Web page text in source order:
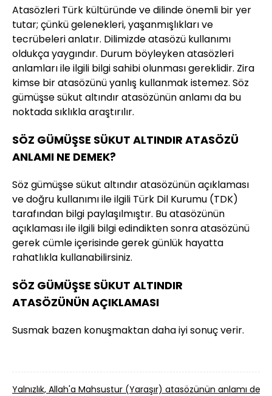
Atasözleri Türk kültüründe ve dilinde önemli bir yer
tutar; çünkü gelenekleri, yaşanmışlıkları ve
tecrübeleri anlatır. Dilimizde atasözü kullanımı
oldukça yaygındır. Durum böyleyken atasözleri
anlamları ile ilgili bilgi sahibi olunması gereklidir. Zira
kimse bir atasözünü yanlış kullanmak istemez. Söz
gümüşse sükut altındır atasözünün anlamı da bu
noktada sıklıkla araştırılır.
SÖZ GÜMÜŞSE SÜKUT ALTINDIR ATASÖZÜ
ANLAMI NE DEMEK?
Söz gümüşse sükut altındır atasözünün açıklaması
ve doğru kullanımı ile ilgili Türk Dil Kurumu (TDK)
tarafından bilgi paylaşılmıştır. Bu atasözünün
açıklaması ile ilgili bilgi edindikten sonra atasözünü
gerek cümle içerisinde gerek günlük hayatta
rahatlıkla kullanabilirsiniz.
SÖZ GÜMÜŞSE SÜKUT ALTINDIR
ATASÖZÜNÜN AÇIKLAMASI
Susmak bazen konuşmaktan daha iyi sonuç verir.
Yalnızlık, Allah'a Mahsustur (Yaraşır) atasözünün anlamı